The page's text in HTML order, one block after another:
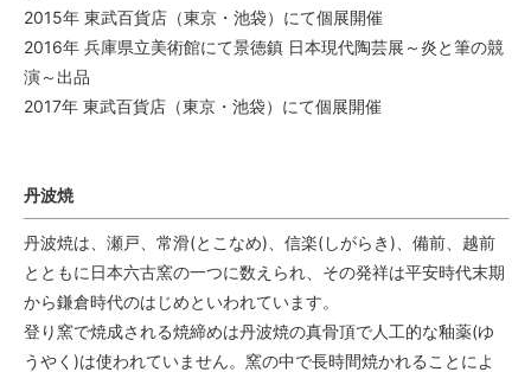
2015年 東武百貨店（東京・池袋）にて個展開催
2016年 兵庫県立美術館にて景徳鎮 日本現代陶芸展～炎と筆の競
演～出品
2017年 東武百貨店（東京・池袋）にて個展開催
丹波焼
丹波焼は、瀬戸、常滑(とこなめ)、信楽(しがらき)、備前、越前
とともに日本六古窯の一つに数えられ、その発祥は平安時代末期
から鎌倉時代のはじめといわれています。
登り窯で焼成される焼締めは丹波焼の真骨頂で人工的な釉薬(ゆ
うやく)は使われていません。窯の中で長時間焼かれることによ